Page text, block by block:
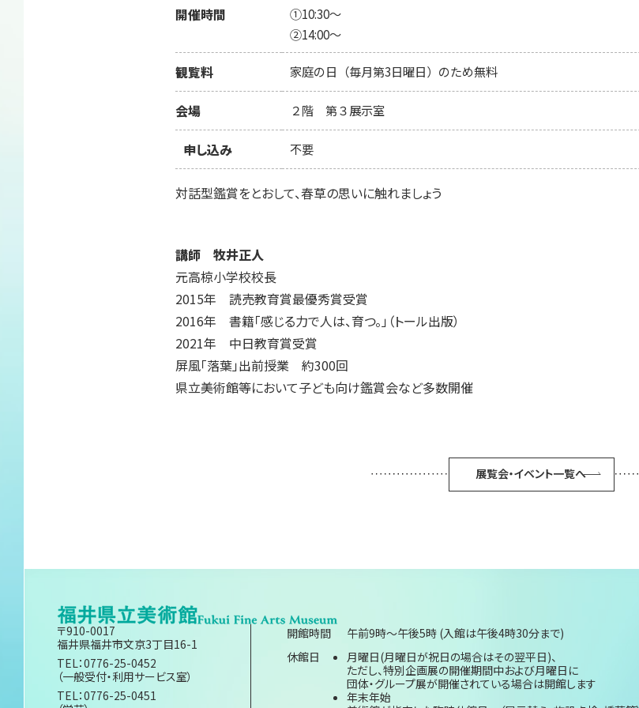
開催時間
①10:30～
②14:00～
観覧料 家庭の日（毎月第3日曜日）のため無料
会場 ２階 第３展示室
申し込み 不要
対話型鑑賞をとおして、春草の思いに触れましょう
講師 牧井正人
元高椋小学校校長
2015年 読売教育賞最優秀賞受賞
2016年 書籍「感じる力で人は、育つ。」（トール出版）
2021年 中日教育賞受賞
屏風「落葉」出前授業 約300回
県立美術館等において子ども向け鑑賞会など多数開催
展覧会・イベント一覧へ
〒910-0017
福井県福井市文京3丁目16-1
TEL：0776-25-0452
（一般受付・利用サービス室）
TEL：0776-25-0451
開館時間
午前9時～午後5時 (入館は午後4時30分まで)
休館日
月曜日(月曜日が祝日の場合はその翌平日)、
ただし、特別企画展の開催期間中および月曜日に
団体・グループ展が開催されている場合は開館します
年末年始